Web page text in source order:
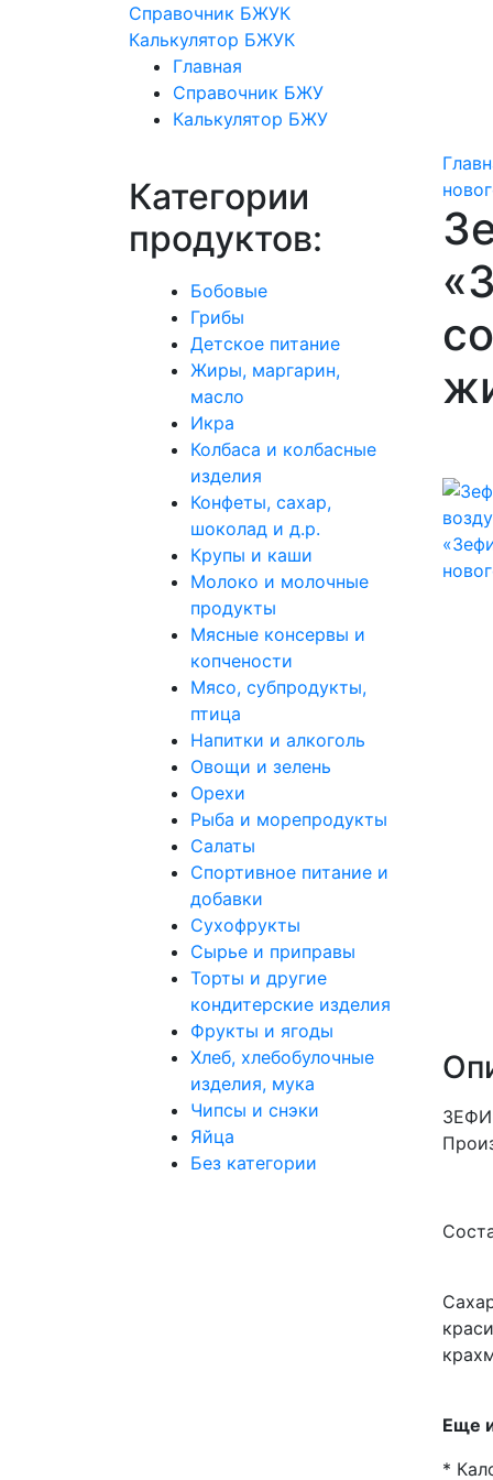
Справочник БЖУК
Калькулятор БЖУК
Главная
Справочник БЖУ
Калькулятор БЖУ
Категории
продуктов:
Бобовые
Грибы
Детское питание
Жиры, маргарин,
масло
Икра
Колбаса и колбасные
изделия
Конфеты, сахар,
шоколад и д.р.
Крупы и каши
Молоко и молочные
продукты
Мясные консервы и
копчености
Мясо, субпродукты,
птица
Напитки и алкоголь
Овощи и зелень
Орехи
Рыба и морепродукты
Салаты
Спортивное питание и
добавки
Сухофрукты
Сырье и приправы
Торты и другие
кондитерские изделия
Фрукты и ягоды
Хлеб, хлебобулочные
изделия, мука
Чипсы и снэки
Яйца
Без категории
Еще
*